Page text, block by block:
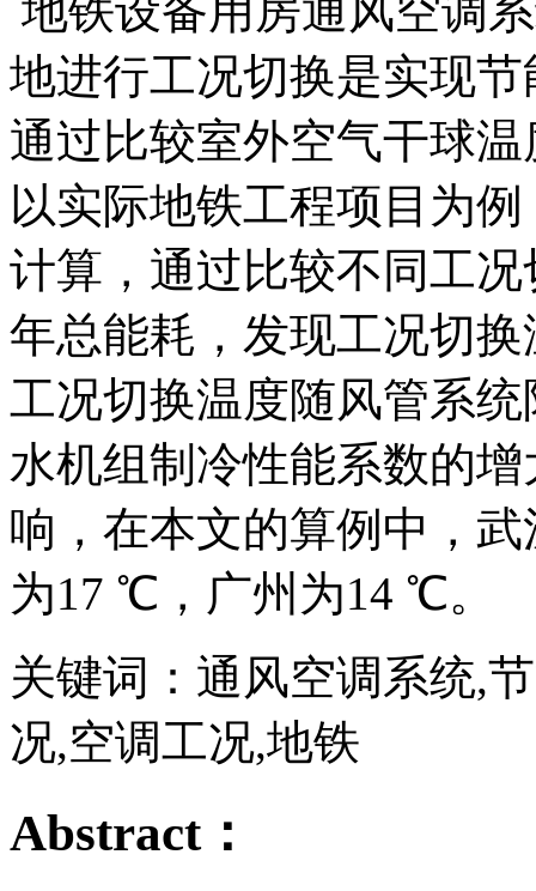
地铁设备用房通风空调
地进行工况切换是实现
通过比较室外空气干球
以实际地铁工程项目为
计算，通过比较不同工
年总能耗，发现工况切
工况切换温度随风管系
水机组制冷性能系数的
响，在本文的算例中，
为17 ℃，广州为14 ℃。
关键词：通风空调系统,
况,空调工况,地铁
Abstract：